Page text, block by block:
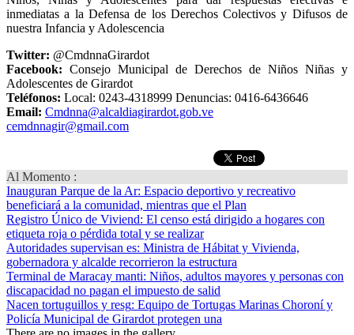
inmediatas a la Defensa de los Derechos Colectivos y Difusos de
nuestra Infancia y Adolescencia
Twitter: @CmdnnaGirardot
Facebook: Consejo Municipal de Derechos de Niños Niñas y
Adolescentes de Girardot
Teléfonos: Local: 0243-4318999 Denuncias: 0416-6436646
Email: Cmdnna@alcaldiagirardot.gob.ve
cemdnnagir@gmail.com
Al Momento :
Inauguran Parque de la Ar: Espacio deportivo y recreativo
beneficiará a la comunidad, mientras que el Plan
Registro Único de Viviend: El censo está dirigido a hogares con
etiqueta roja o pérdida total y se realizar
Autoridades supervisan es: Ministra de Hábitat y Vivienda,
gobernadora y alcalde recorrieron la estructura
Terminal de Maracay manti: Niños, adultos mayores y personas con
discapacidad no pagan el impuesto de salid
Nacen tortuguillos y resg: Equipo de Tortugas Marinas Choroní y
Policía Municipal de Girardot protegen una